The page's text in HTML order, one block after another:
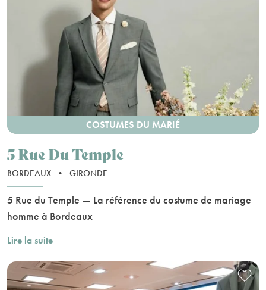
COSTUMES DU MARIÉ
5 Rue Du Temple
BORDEAUX • GIRONDE
5 Rue du Temple — La référence du costume de mariage
homme à Bordeaux
Lire la suite